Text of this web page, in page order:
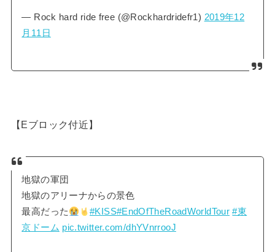
— Rock hard ride free (@Rockhardridefr1) 2019年12
月11日
【Eブロック付近】
地獄の軍団
地獄のアリーナからの景色
最高だった
#KISS#EndOfTheRoadWorldTour #東
京ドーム pic.twitter.com/dhYVnrrooJ